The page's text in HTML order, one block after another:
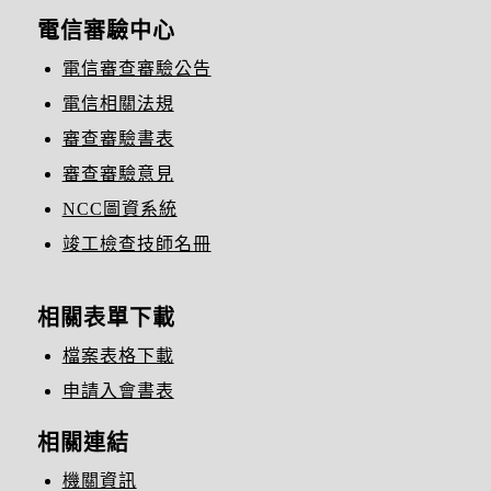
電信審驗中心
電信審查審驗公告
電信相關法規
審查審驗書表
審查審驗意見
NCC圖資系統
竣工檢查技師名冊
相關表單下載
檔案表格下載
申請入會書表
相關連結
機關資訊